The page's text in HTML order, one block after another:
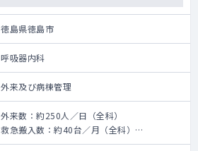
徳島県徳島市
呼吸器内科
外来及び病棟管理
外来数：約250人／日（全科）
救急搬入数：約40台／月（全科）
勤務のボリュームは相談の上、確定いたしま